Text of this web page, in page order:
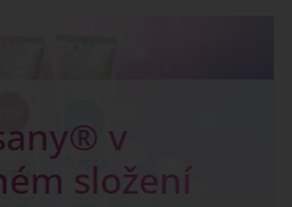
v
složení